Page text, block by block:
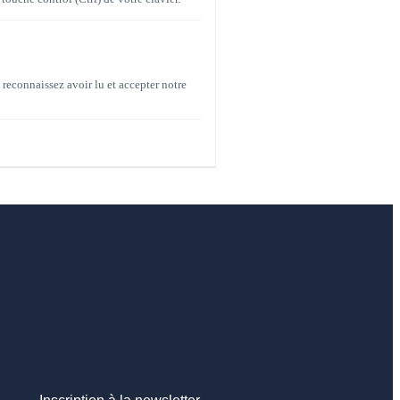
avoir lu et accepter notre